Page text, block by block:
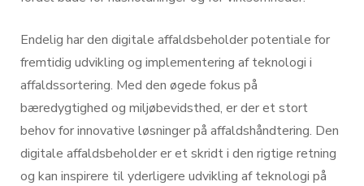
Endelig har den digitale affaldsbeholder potentiale for
fremtidig udvikling og implementering af teknologi i
affaldssortering. Med den øgede fokus på
bæredygtighed og miljøbevidsthed, er der et stort
behov for innovative løsninger på affaldshåndtering. Den
digitale affaldsbeholder er et skridt i den rigtige retning
og kan inspirere til yderligere udvikling af teknologi på